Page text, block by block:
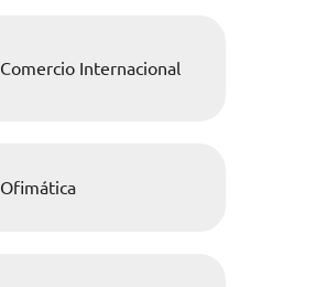
Comercio Internacional
Ofimática